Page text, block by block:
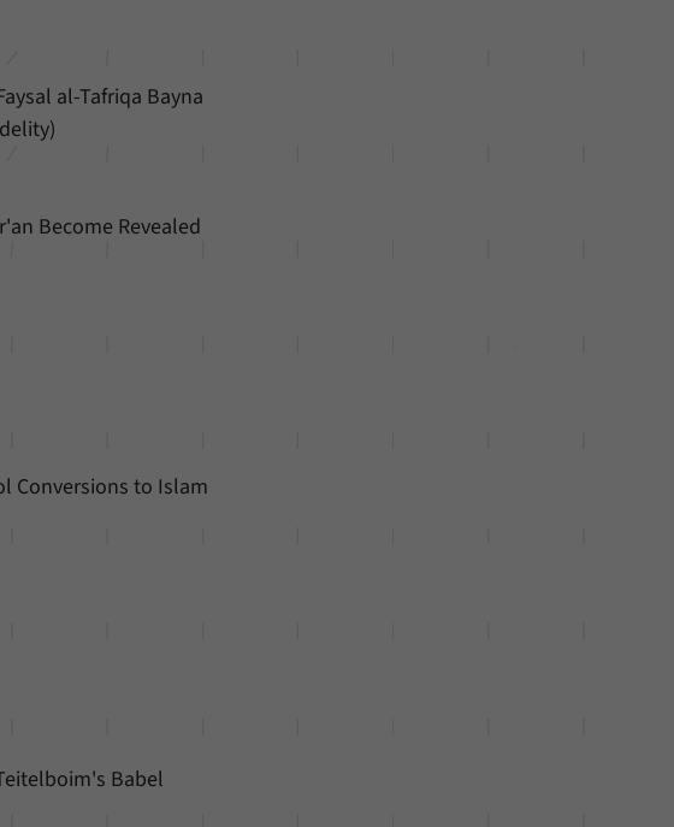
al-Tafriqa Bayna
Become Revealed
Conversions to Islam
Babel